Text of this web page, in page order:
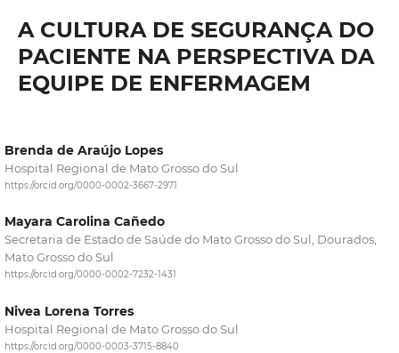
A CULTURA DE SEGURANÇA DO
PACIENTE NA PERSPECTIVA DA
EQUIPE DE ENFERMAGEM
Brenda de Araújo Lopes
Hospital Regional de Mato Grosso do Sul
https://orcid.org/0000-0002-3667-2971
Mayara Carolina Cañedo
Secretaria de Estado de Saúde do Mato Grosso do Sul, Dourados,
Mato Grosso do Sul
https://orcid.org/0000-0002-7232-1431
Nivea Lorena Torres
Hospital Regional de Mato Grosso do Sul
https://orcid.org/0000-0003-3715-8840